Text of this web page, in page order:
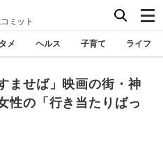
ミット
メ ヘルス 子育て ライフ
ませば」映画の街・神
性の「行き当たりばっ